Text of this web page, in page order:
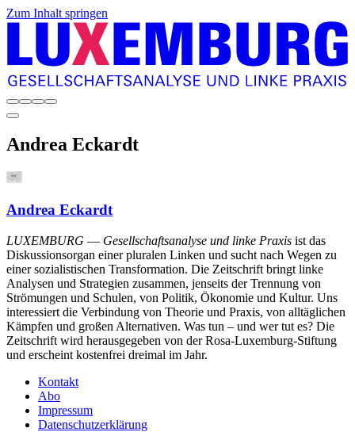
Zum Inhalt springen
Andrea Eckardt
Andrea Eckardt
LUXEMBURG — Gesellschaftsanalyse und linke Praxis ist das
Diskussionsorgan einer pluralen Linken und sucht nach Wegen zu
einer sozialistischen Transformation. Die Zeitschrift bringt linke
Analysen und Strategien zusammen, jenseits der Trennung von
Strömungen und Schulen, von Politik, Ökonomie und Kultur. Uns
interessiert die Verbindung von Theorie und Praxis, von alltäglichen
Kämpfen und großen Alternativen. Was tun – und wer tut es? Die
Zeitschrift wird herausgegeben von der Rosa-Luxemburg-Stiftung
und erscheint kostenfrei dreimal im Jahr.
Kontakt
Abo
Impressum
Datenschutzerklärung